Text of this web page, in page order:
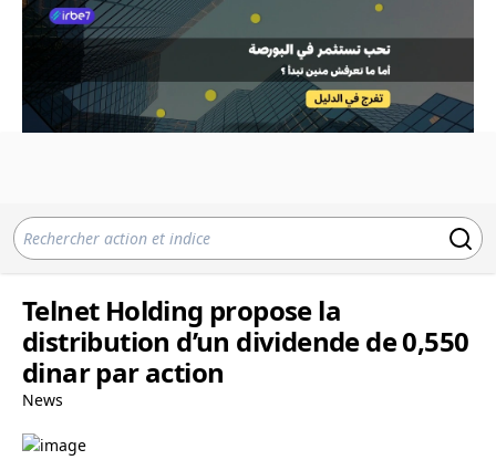
Telnet Holding propose la
distribution d’un dividende de 0,550
dinar par action
News